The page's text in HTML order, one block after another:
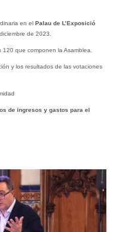
en el Palau de L’Exposició
de 2023.
que componen la Asamblea.
y los resultados de las votaciones
de ingresos y gastos para el